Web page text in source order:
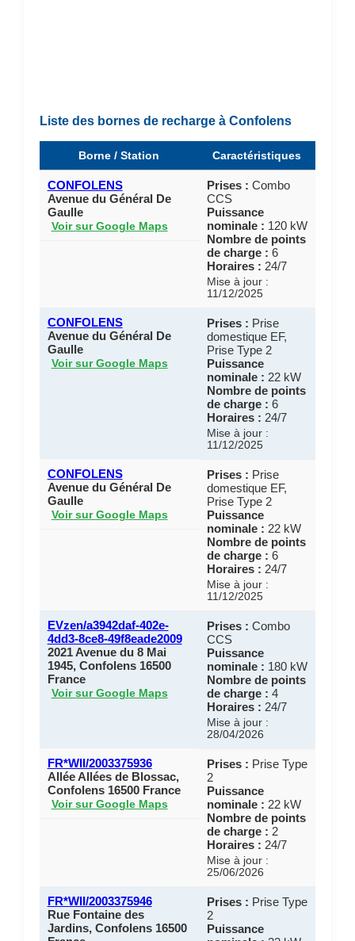
Liste des bornes de recharge à Confolens
Borne / Station Caractéristiques
CONFOLENS
Avenue du Général De
Gaulle
Voir sur Google Maps
Prises : Combo
CCS
Puissance
nominale : 120 kW
Nombre de points
de charge : 6
Horaires : 24/7
Mise à jour :
11/12/2025
CONFOLENS
Avenue du Général De
Gaulle
Voir sur Google Maps
Prises : Prise
domestique EF,
Prise Type 2
Puissance
nominale : 22 kW
Nombre de points
de charge : 6
Horaires : 24/7
Mise à jour :
11/12/2025
CONFOLENS
Avenue du Général De
Gaulle
Voir sur Google Maps
Prises : Prise
domestique EF,
Prise Type 2
Puissance
nominale : 22 kW
Nombre de points
de charge : 6
Horaires : 24/7
Mise à jour :
11/12/2025
EVzen/a3942daf-402e-
4dd3-8ce8-49f8eade2009
2021 Avenue du 8 Mai
1945, Confolens 16500
France
Voir sur Google Maps
Prises : Combo
CCS
Puissance
nominale : 180 kW
Nombre de points
de charge : 4
Horaires : 24/7
Mise à jour :
28/04/2026
FR*WII/2003375936
Allée Allées de Blossac,
Confolens 16500 France
Voir sur Google Maps
Prises : Prise Type
2
Puissance
nominale : 22 kW
Nombre de points
de charge : 2
Horaires : 24/7
Mise à jour :
25/06/2026
FR*WII/2003375946
Rue Fontaine des
Jardins, Confolens 16500
Prises : Prise Type
2
Puissance